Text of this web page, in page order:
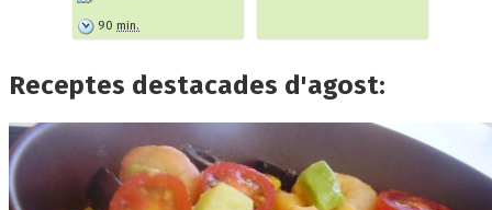
90 min.
Receptes destacades d'agost: